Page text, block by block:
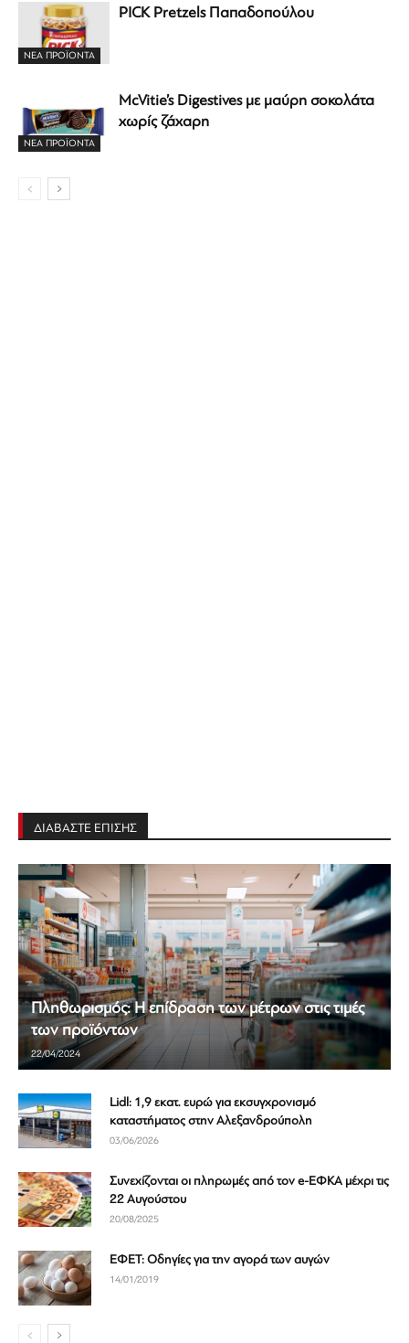
ΝΕΑ ΠΡΟΪΟΝΤΑ
PICK Pretzels Παπαδοπούλου
ΝΕΑ ΠΡΟΪΟΝΤΑ
McVitie’s Digestives με μαύρη σοκολάτα
χωρίς ζάχαρη
ΔΙΑΒΑΣΤΕ ΕΠΙΣΗΣ
Πληθωρισμός: Η επίδραση των μέτρων στις τιμές
των προϊόντων
22/04/2024
Lidl: 1,9 εκατ. ευρώ για εκσυγχρονισμό
καταστήματος στην Αλεξανδρούπολη
03/06/2026
Συνεχίζονται οι πληρωμές από τον e-ΕΦΚΑ μέχρι τις
22 Αυγούστου
20/08/2025
ΕΦΕΤ: Οδηγίες για την αγορά των αυγών
14/01/2019